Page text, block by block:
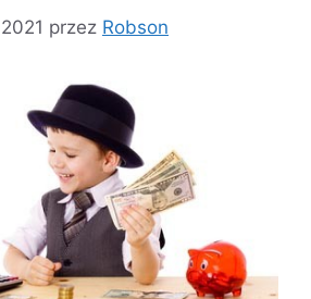
przez Robson